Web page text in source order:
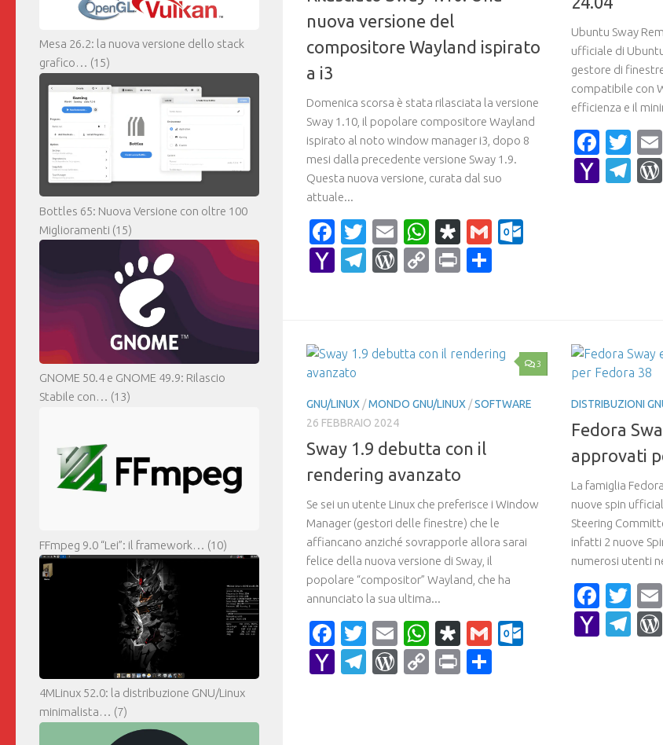
nuova versione del
compositore Wayland ispirato
a i3
Domenica scorsa è stata rilasciata la versione
Sway 1.10, il popolare compositore Wayland
ispirato al noto window manager i3, dopo 8
mesi dalla precedente versione Sway 1.9.
Questa nuova versione, curata dal suo
attuale...
Facebook
Twitter
EmailWhatsApp
Diaspora
Gmail
YahooTelegram
WordPress
CopyPrint
Ubuntu Sway
ufficiale di
gestore di
compatibile con
efficienza e il
Yahoo
3
GNU/LINUX /MONDO GNU/LINUX /SOFTWARE
26 FEBBRAIO 2024
Sway 1.9 debutta con il
rendering avanzato
Se sei un utente Linux che preferisce i Window
Manager (gestori delle finestre) che le
affiancano anziché sovrapporle allora sarai
felice della nuova versione di Sway, il
popolare “compositor” Wayland, che ha
annunciato la sua ultima...
Facebook
Twitter
EmailWhatsApp
Diaspora
Gmail
YahooTelegram
WordPress
CopyPrint
DISTRIBUZIONI
Fedora
approvati
La famiglia
nuove spin
Steering
infatti 2 nuove
numerosi utenti
Yahoo
Mesa 26.2: la nuova versione dello stack
grafico… (15)
Bottles 65: Nuova Versione con oltre 100
Miglioramenti (15)
GNOME 50.4 e GNOME 49.9: Rilascio
Stabile con… (13)
FFmpeg 9.0 “Lei”: il framework… (10)
4MLinux 52.0: la distribuzione GNU/Linux
minimalista… (7)